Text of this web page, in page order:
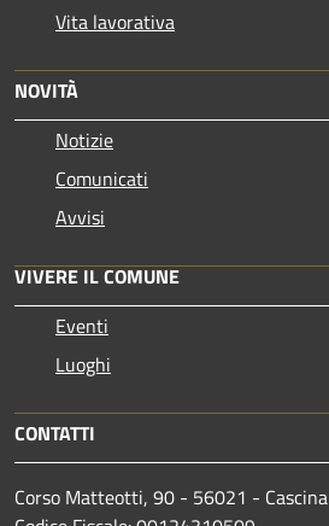
Vita lavorativa
NOVITÀ
Notizie
Comunicati
Avvisi
VIVERE IL COMUNE
Eventi
Luoghi
CONTATTI
Corso Matteotti, 90 - 56021 - Cascina